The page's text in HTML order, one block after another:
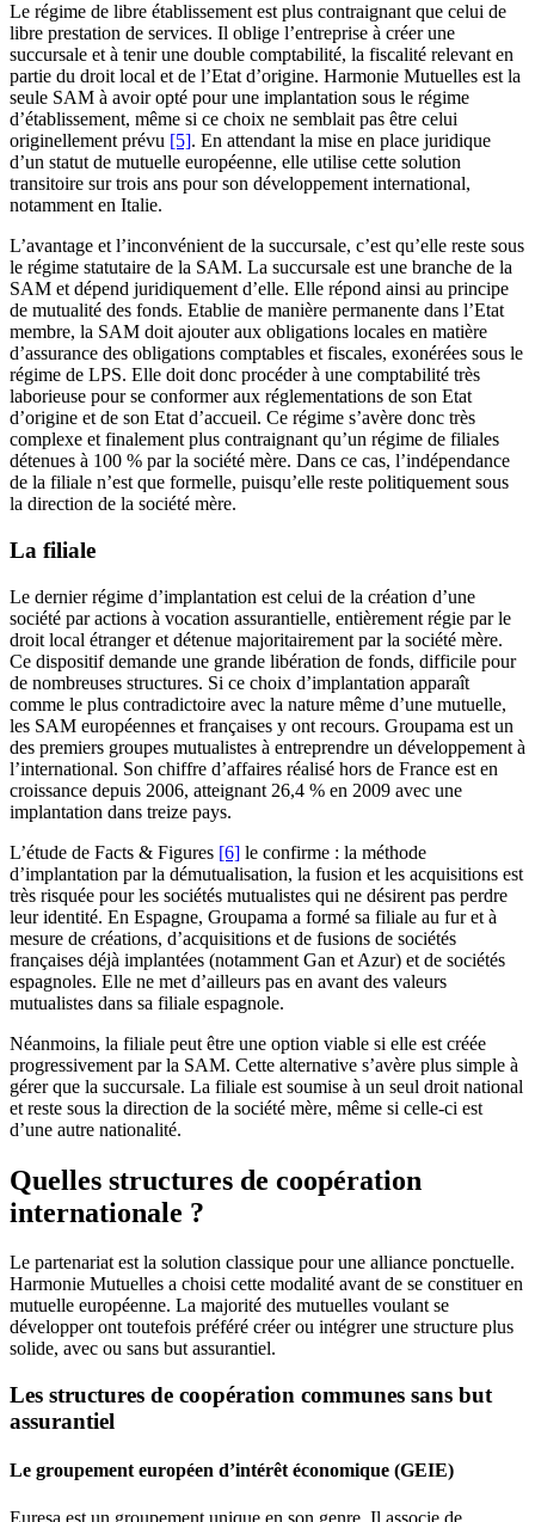
Le régime de libre établissement est plus contraignant que celui de
libre prestation de services. Il oblige l’entreprise à créer une
succursale et à tenir une double comptabilité, la fiscalité relevant en
partie du droit local et de l’Etat d’origine. Harmonie Mutuelles est la
seule SAM à avoir opté pour une implantation sous le régime
d’établissement, même si ce choix ne semblait pas être celui
originellement prévu [5]. En attendant la mise en place juridique
d’un statut de mutuelle européenne, elle utilise cette solution
transitoire sur trois ans pour son développement international,
notamment en Italie.
L’avantage et l’inconvénient de la succursale, c’est qu’elle reste sous
le régime statutaire de la SAM. La succursale est une branche de la
SAM et dépend juridiquement d’elle. Elle répond ainsi au principe
de mutualité des fonds. Etablie de manière permanente dans l’Etat
membre, la SAM doit ajouter aux obligations locales en matière
d’assurance des obligations comptables et fiscales, exonérées sous le
régime de LPS. Elle doit donc procéder à une comptabilité très
laborieuse pour se conformer aux réglementations de son Etat
d’origine et de son Etat d’accueil. Ce régime s’avère donc très
complexe et finalement plus contraignant qu’un régime de filiales
détenues à 100 % par la société mère. Dans ce cas, l’indépendance
de la filiale n’est que formelle, puisqu’elle reste politiquement sous
la direction de la société mère.
La filiale
Le dernier régime d’implantation est celui de la création d’une
société par actions à vocation assurantielle, entièrement régie par le
droit local étranger et détenue majoritairement par la société mère.
Ce dispositif demande une grande libération de fonds, difficile pour
de nombreuses structures. Si ce choix d’implantation apparaît
comme le plus contradictoire avec la nature même d’une mutuelle,
les SAM européennes et françaises y ont recours. Groupama est un
des premiers groupes mutualistes à entreprendre un développement à
l’international. Son chiffre d’affaires réalisé hors de France est en
croissance depuis 2006, atteignant 26,4 % en 2009 avec une
implantation dans treize pays.
L’étude de Facts & Figures [6] le confirme : la méthode
d’implantation par la démutualisation, la fusion et les acquisitions est
très risquée pour les sociétés mutualistes qui ne désirent pas perdre
leur identité. En Espagne, Groupama a formé sa filiale au fur et à
mesure de créations, d’acquisitions et de fusions de sociétés
françaises déjà implantées (notamment Gan et Azur) et de sociétés
espagnoles. Elle ne met d’ailleurs pas en avant des valeurs
mutualistes dans sa filiale espagnole.
Néanmoins, la filiale peut être une option viable si elle est créée
progressivement par la SAM. Cette alternative s’avère plus simple à
gérer que la succursale. La filiale est soumise à un seul droit national
et reste sous la direction de la société mère, même si celle-ci est
d’une autre nationalité.
Quelles structures de coopération
internationale ?
Le partenariat est la solution classique pour une alliance ponctuelle.
Harmonie Mutuelles a choisi cette modalité avant de se constituer en
mutuelle européenne. La majorité des mutuelles voulant se
développer ont toutefois préféré créer ou intégrer une structure plus
solide, avec ou sans but assurantiel.
Les structures de coopération communes sans but
assurantiel
Le groupement européen d’intérêt économique (GEIE)
Euresa est un groupement unique en son genre. Il associe de